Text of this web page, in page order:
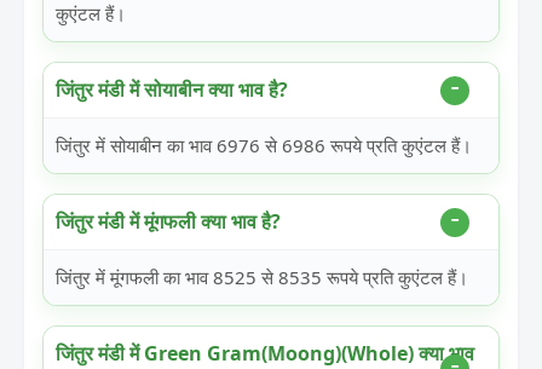
कुएंटल हैं।
जिंतुर मंडी में सोयाबीन क्या भाव है?
जिंतुर में सोयाबीन का भाव 6976 से 6986 रूपये प्रति कुएंटल हैं।
जिंतुर मंडी में मूंगफली क्या भाव है?
जिंतुर में मूंगफली का भाव 8525 से 8535 रूपये प्रति कुएंटल हैं।
जिंतुर मंडी में Green Gram(Moong)(Whole) क्या भाव